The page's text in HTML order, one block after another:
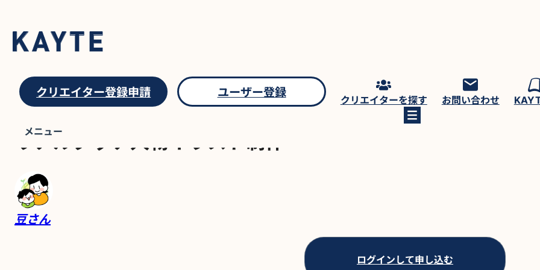
クリエイター登録申請 ユーザー登録
クリエイターを探す お問い合わせ
メニュー
先着販売プラン
リアルタッチ人物イラスト制作
豆さん
ログインして申し込む